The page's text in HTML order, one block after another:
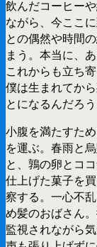
飲んだコーヒー
ながら、今ここ
との偶然や時間
まう。本当に、
これからも立ち
僕は生まれてか
とになるんだろう
小腹を満たすた
を運ぶ。春雨と
と、鶉の卵とコ
仕上げた菓子を
察する。一心不
め髪のおばさん
監視されながら